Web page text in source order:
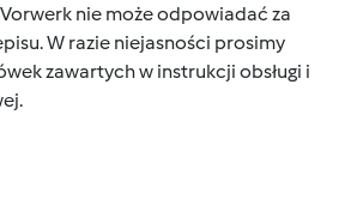
nie może odpowiadać za
W razie niejasności prosimy
zawartych w instrukcji obsługi i